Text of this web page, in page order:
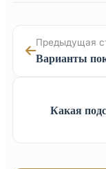
Предыдущая
Варианты
Какая